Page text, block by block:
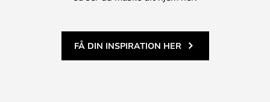
FÅ DIN INSPIRATION HER